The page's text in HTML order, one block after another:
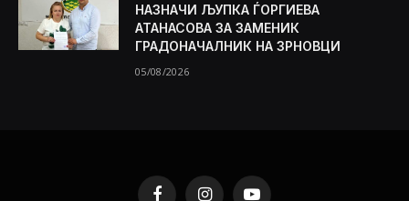
НАЗНАЧИ ЉУПКА ЃОРГИЕВА
АТАНАСОВА ЗА ЗАМЕНИК
ГРАДОНАЧАЛНИК НА ЗРНОВЦИ
05/08/2026